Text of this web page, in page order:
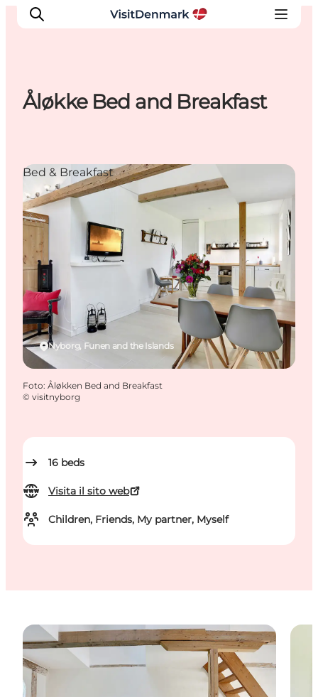
Cosa fare
Dove dormire
Pianifica il viaggio
Åløkke Bed and Breakfast
16 beds
Visita il sito web
Children, Friends, My partner, Myself
Nyborg, Funen and the Islands
Bed & Breakfast
Foto: Åløkken Bed and Breakfast
© visitnyborg